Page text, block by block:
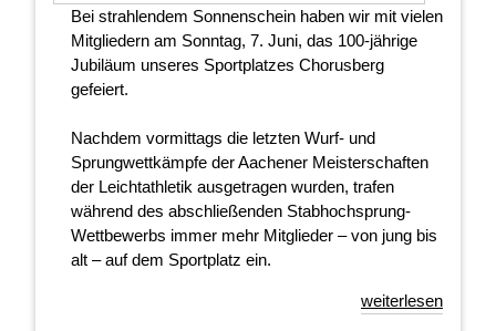
Bei strahlendem Sonnenschein haben wir mit vielen
Mitgliedern am Sonntag, 7. Juni, das 100-jährige
Jubiläum unseres Sportplatzes Chorusberg
gefeiert.
Nachdem vormittags die letzten Wurf- und
Sprungwettkämpfe der Aachener Meisterschaften
der Leichtathletik ausgetragen wurden, trafen
während des abschließenden Stabhochsprung-
Wettbewerbs immer mehr Mitglieder – von jung bis
alt – auf dem Sportplatz ein.
weiterlesen